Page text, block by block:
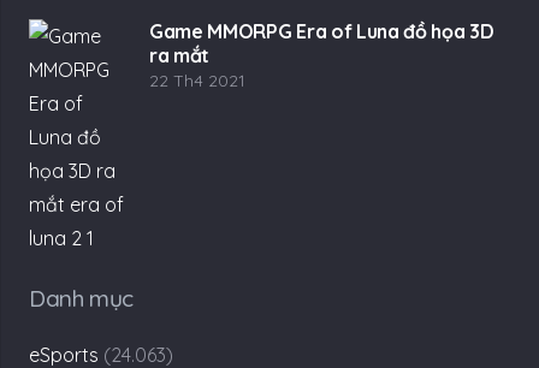
Game MMORPG Era of Luna đồ họa 3D
ra mắt
22 Th4 2021
Danh mục
eSports (24.063)